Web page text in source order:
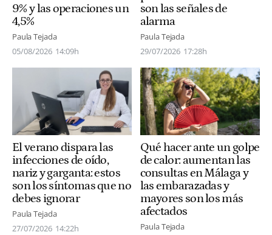
9% y las operaciones un
4,5%
Paula Tejada
05/08/2026 14:09h
son las señales de
alarma
Paula Tejada
29/07/2026 17:28h
El verano dispara las
infecciones de oído,
nariz y garganta: estos
son los síntomas que no
debes ignorar
Paula Tejada
27/07/2026 14:22h
Qué hacer ante un golpe
de calor: aumentan las
consultas en Málaga y
las embarazadas y
mayores son los más
afectados
Paula Tejada